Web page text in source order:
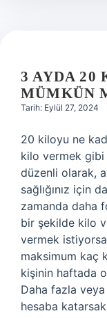
3 AYDA 20
MÜMKÜN
Tarih: Eylül 27, 2024
20 kiloyu ne
kilo vermek gibi
düzenli olarak,
sağlığınız için
zamanda daha
bir şekilde kilo
vermek
maksimum kaç
kişinin haftada
Daha fazla
hesaba